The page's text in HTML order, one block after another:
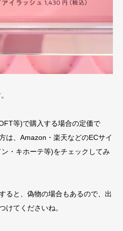
等)で購入する場合の定価で
は、Amazon・楽天などのECサイ
・キホーテ等)をチェックしてみ
ると、偽物の場合もあるので、出
けてくださいね。